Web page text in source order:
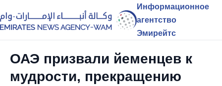
Информационное
агентство
Эмирейтс
ОАЭ призвали йеменцев к
мудрости, прекращению